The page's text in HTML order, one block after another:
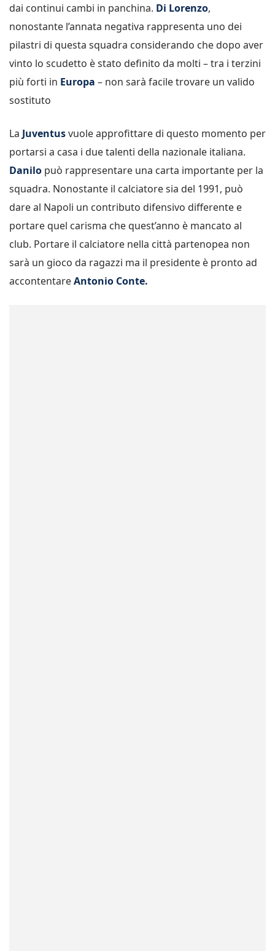
dai continui cambi in panchina. Di Lorenzo,
nonostante l’annata negativa rappresenta uno dei
pilastri di questa squadra considerando che dopo aver
vinto lo scudetto è stato definito da molti – tra i terzini
più forti in Europa – non sarà facile trovare un valido
sostituto
La Juventusvuole approfittare di questo momento per
portarsi a casa i due talenti della nazionale italiana.
Danilo può rappresentare una carta importante per la
squadra. Nonostante il calciatore sia del 1991, può
dare al Napoli un contributo difensivo differente e
portare quel carisma che quest’anno è mancato al
club. Portare il calciatore nella città partenopea non
sarà un gioco da ragazzi ma il presidente è pronto ad
accontentareAntonio Conte.